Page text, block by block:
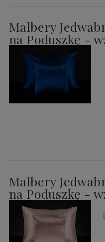
Malbery
na Poduszkę -
Malbery
na Poduszkę -